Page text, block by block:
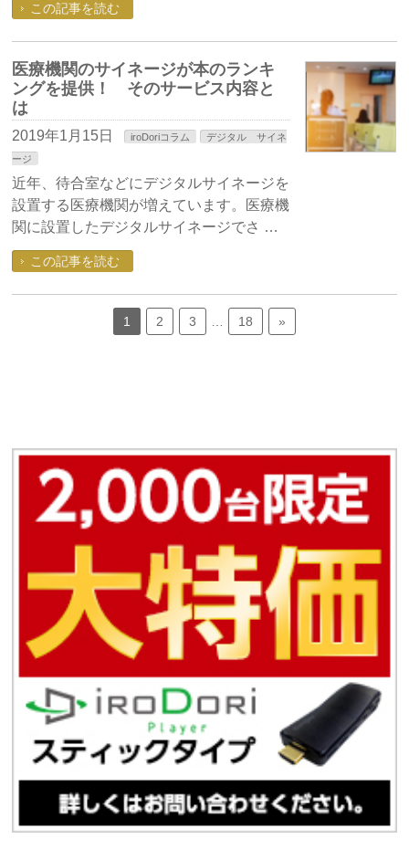
この記事を読む
医療機関のサイネージが本のランキ
ングを提供！ そのサービス内容と
は
2019年1月15日 iroDoriコラム
デジタル サイネ
ージ
近年、待合室などにデジタルサイネージを
設置する医療機関が増えています。医療機
関に設置したデジタルサイネージでさ …
この記事を読む
1 2 3 18 »